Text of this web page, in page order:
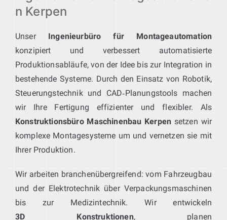
n Kerpen
Unser Ingenieurbüro für Montageautomation
konzipiert und verbessert automatisierte
Produktionsabläufe, von der Idee bis zur Integration in
bestehende Systeme. Durch den Einsatz von Robotik,
Steuerungstechnik und CAD‑Planungstools machen
wir Ihre Fertigung effizienter und flexibler. Als
Konstruktionsbüro Maschinenbau Kerpen setzen wir
komplexe Montagesysteme um und vernetzen sie mit
Ihrer Produktion.
Wir arbeiten branchenübergreifend: vom Fahrzeugbau
und der Elektrotechnik über Verpackungsmaschinen
bis zur Medizintechnik. Wir entwickeln
3D Konstruktionen, planen